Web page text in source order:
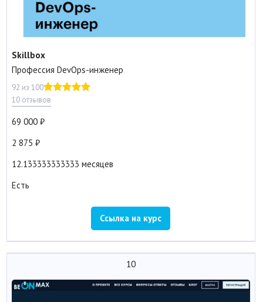
Skillbox
Профессия DevOps-инженер
92 из 100
10 отзывов
69 000
2 875
12.133333333333 месяцев
Есть
Ссылка на курс
10